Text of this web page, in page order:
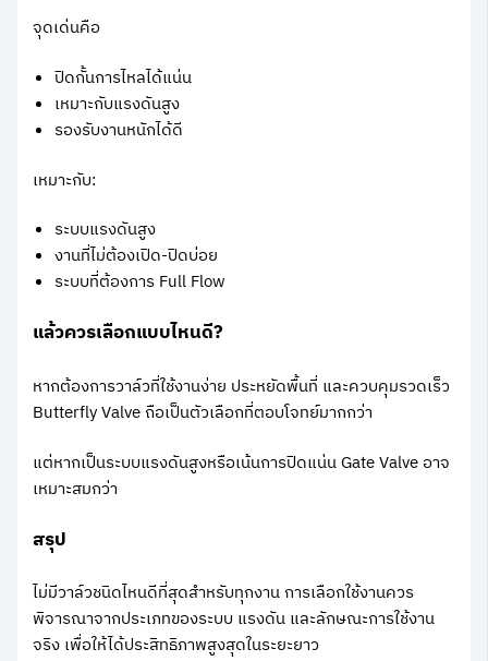
จุดเด่นคือ
ปิดกั้นการไหลได้แน่น
เหมาะกับแรงดันสูง
รองรับงานหนักได้ดี
เหมาะกับ:
ระบบแรงดันสูง
งานที่ไม่ต้องเปิด-ปิดบ่อย
ระบบที่ต้องการ Full Flow
แล้วควรเลือกแบบไหนดี?
หากต้องการวาล์วที่ใช้งานง่าย ประหยัดพื้นที่ และควบคุมรวดเร็ว
Butterfly Valve ถือเป็นตัวเลือกที่ตอบโจทย์มากกว่า
แต่หากเป็นระบบแรงดันสูงหรือเน้นการปิดแน่น Gate Valve อาจ
เหมาะสมกว่า
สรุป
ไม่มีวาล์วชนิดไหนดีที่สุดสำหรับทุกงาน การเลือกใช้งานควร
พิจารณาจากประเภทของระบบ แรงดัน และลักษณะการใช้งาน
จริง เพื่อให้ได้ประสิทธิภาพสูงสุดในระยะยาว